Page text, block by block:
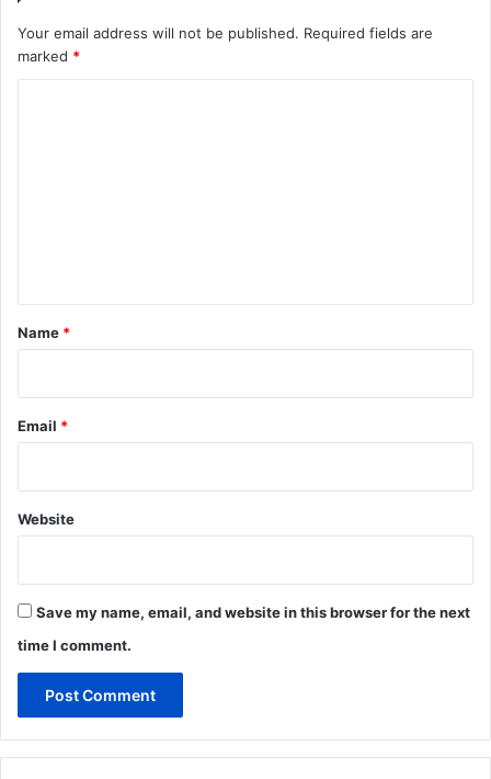
Your email address will not be published. Required fields are
marked *
*
Name *
Email *
Website
Save my name, email, and website in this browser for the next
time I comment.